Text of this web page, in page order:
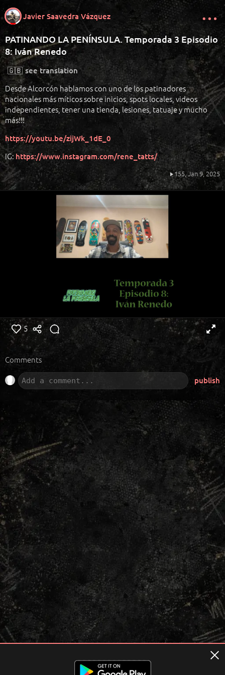
Javier Saavedra Vázquez
PATINANDO LA PENÍNSULA. Temporada 3 Episodio
8: Iván Renedo
🇬🇧 see translation
Desde Alcorcón hablamos con uno de los patinadores
nacionales más míticos sobre inicios, spots locales, videos
independientes, tener una tienda, lesiones, tatuaje y mucho
más!!!
https://youtu.be/zijWk_1dE_0
IG: https://www.instagram.com/rene_tatts/
155,Jan 9, 2025
5
Comments
publish
Terms of usage Privacy Policy